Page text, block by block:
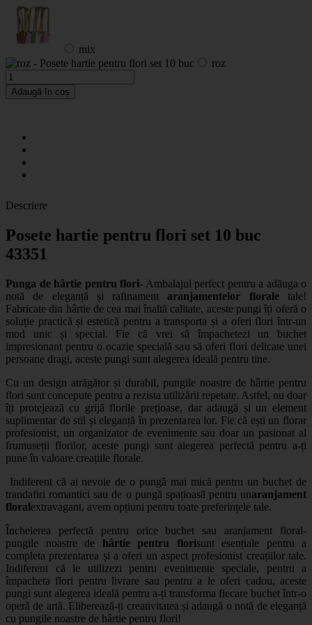
mix
roz
Adaugă în coș
Descriere
Posete hartie pentru flori set 10 buc
43351
Punga de hârtie pentru flori- Ambalajul perfect pentru a adăuga o
notă de eleganță și rafinament aranjamentelor floraletale!
Fabricate din hârtie de cea mai înaltă calitate, aceste pungi îți oferă o
soluție practică și estetică pentru a transporta și a oferi flori într-un
mod unic și special. Fie că vrei să împachetezi un buchet
impresionant pentru o ocazie specială sau să oferi flori delicate unei
persoane dragi, aceste pungi sunt alegerea ideală pentru tine.
Cu un design atrăgător și durabil, pungile noastre de hârtie pentru
flori sunt concepute pentru a rezista utilizării repetate. Astfel, nu doar
îți protejează cu grijă florile prețioase, dar adaugă și un element
suplimentar de stil și eleganță în prezentarea lor. Fie că ești un florar
profesionist, un organizator de evenimente sau doar un pasionat al
frumuseții florilor, aceste pungi sunt alegerea perfectă pentru a-ți
pune în valoare creațiile florale.
Indiferent că ai nevoie de o pungă mai mică pentru un buchet de
trandafiri romantici sau de o pungă spațioasă pentru unaranjament
floralextravagant, avem opțiuni pentru toate preferințele tale.
Încheierea perfectă pentru orice buchet sau aranjament floral-
pungile noastre de hârtie pentru florisunt esențiale pentru a
completa prezentarea și a oferi un aspect profesionist creațiilor tale.
Indiferent că le utilizezi pentru evenimente speciale, pentru a
împacheta flori pentru livrare sau pentru a le oferi cadou, aceste
pungi sunt alegerea ideală pentru a-ți transforma fiecare buchet într-o
operă de artă. Eliberează-ți creativitatea și adaugă o notă de eleganță
cu pungile noastre de hârtie pentru flori!